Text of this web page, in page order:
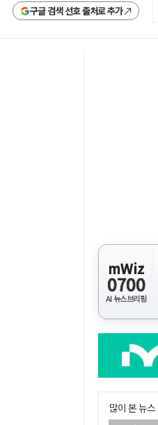
구글 검색 선호 출처로 추가
mWiz
0700
AI 뉴스브리핑
많이 본 뉴스